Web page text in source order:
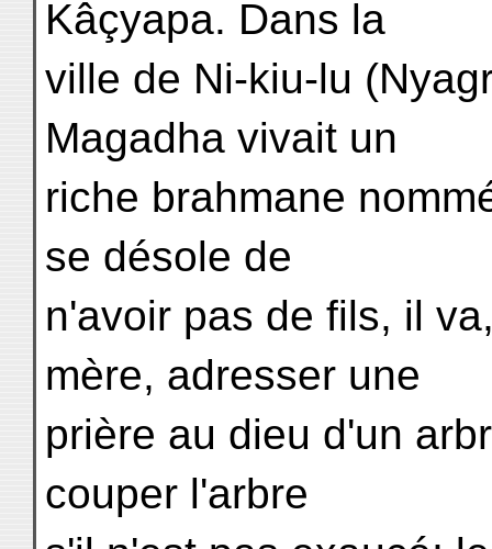
Kâçyapa. Dans la
ville de Ni-kiu-lu
Magadha vivait un
riche brahmane
se désole de
n'avoir pas de fils, il
mère, adresser une
prière au dieu d'un
couper l'arbre